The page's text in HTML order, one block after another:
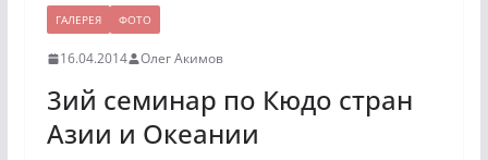
ГАЛЕРЕЯ ФОТО
16.04.2014 Олег Акимов
3ий семинар по Кюдо стран
Азии и Океании